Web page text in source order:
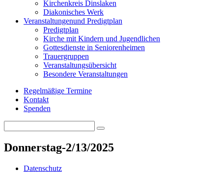
Kirchenkreis Dinslaken
Diakonisches Werk
Veranstaltungenund Predigtplan
Predigtplan
Kirche mit Kindern und Jugendlichen
Gottesdienste in Seniorenheimen
Trauergruppen
Veranstaltungsübersicht
Besondere Veranstaltungen
Regelmäßige Termine
Kontakt
Spenden
for:
Search
Donnerstag-2/13/2025
Datenschutz